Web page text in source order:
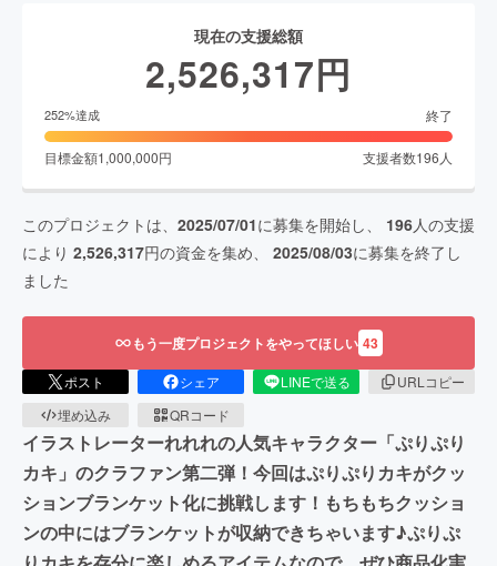
現在の支援総額
2,526,317円
252%達成 終了
目標金額1,000,000円 支援者数196 人
このプロジェクトは、 2025/07/01に募集を開始し、 196人の支援
により 2,526,317円の資金を集め、 2025/08/03に募集を終了し
ました
もう一度プロジェクトをやってほしい 43
ポスト シェア LINEで送る
URLコピー
埋め込み
QRコード
イラストレーターれれれの人気キャラクター「ぷりぷり
カキ」のクラファン第二弾！今回はぷりぷりカキがクッ
ションブランケット化に挑戦します！もちもちクッショ
ンの中にはブランケットが収納できちゃいます♪ぷりぷ